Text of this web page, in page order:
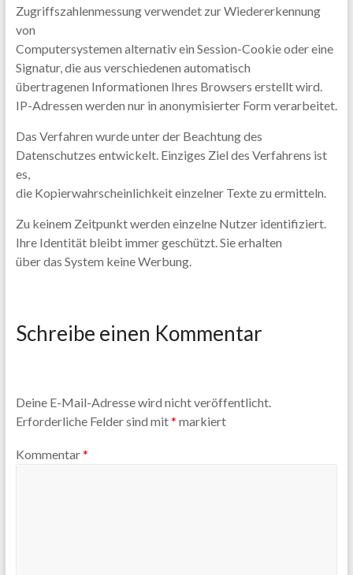
Zugriffszahlenmessung verwendet zur Wiedererkennung
von
Computersystemen alternativ ein Session-Cookie oder eine
Signatur, die aus verschiedenen automatisch
übertragenen Informationen Ihres Browsers erstellt wird.
IP-Adressen werden nur in anonymisierter Form verarbeitet.
Das Verfahren wurde unter der Beachtung des
Datenschutzes entwickelt. Einziges Ziel des Verfahrens ist
es,
die Kopierwahrscheinlichkeit einzelner Texte zu ermitteln.
Zu keinem Zeitpunkt werden einzelne Nutzer identifiziert.
Ihre Identität bleibt immer geschützt. Sie erhalten
über das System keine Werbung.
Schreibe einen Kommentar
Deine E-Mail-Adresse wird nicht veröffentlicht.
Erforderliche Felder sind mit* markiert
Kommentar*